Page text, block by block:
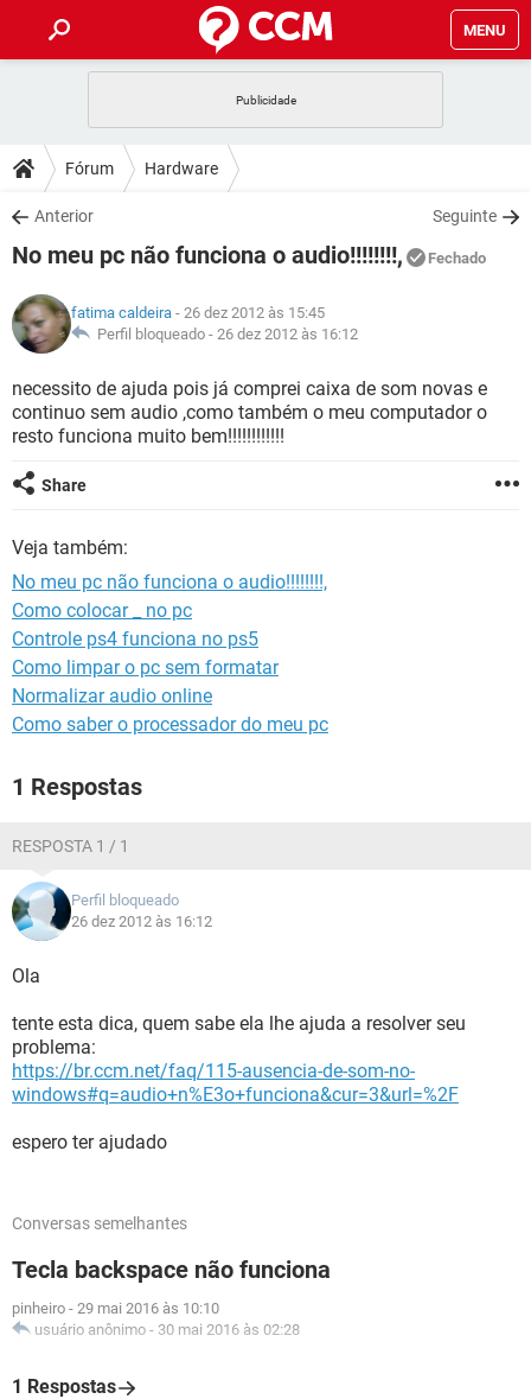
MENU
CELULAR
OUTLOOK
INSTAGRAM GMAIL
GUIA DE COMPRAS
DICAS
JOGOS
INSTAGRAM GMAIL
GUIA DE COMPRAS
DOWNLOADS
JOGOS WHATSAPP
CELULAR
OUTLOOK EXCEL
INSTAGRAM GMAIL
GUIA DE COMPRAS
JOGOS WHATSAPP
CELULAR
OUTLOOK EXCEL
INSTAGRAM
GUIA DE COMPRAS
GLOSSÁRIO
WHATSAPP
CELULAR FACEBOOK
INSTAGRAM
GUIA DE COMPRAS
Fórum Hardware
Anterior Seguinte
No meu pc não funciona o audio!!!!!!!!, Fechado
fatima caldeira - 26 dez 2012 às 15:45
Perfil bloqueado - 26 dez 2012 às 16:12
necessito de ajuda pois já comprei caixa de som novas e
continuo sem audio ,como também o meu computador o
resto funciona muito bem!!!!!!!!!!!!
Share
Veja também:
No meu pc não funciona o audio!!!!!!!!,
Como colocar _ no pc
Controle ps4 funciona no ps5
Como limpar o pc sem formatar
Normalizar audio online
Como saber o processador do meu pc
1 Respostas
RESPOSTA 1 / 1
Perfil bloqueado
26 dez 2012 às 16:12
Ola
tente esta dica, quem sabe ela lhe ajuda a resolver seu
problema:
https://br.ccm.net/faq/115-ausencia-de-som-no-
windows#q=audio+n%E3o+funciona&cur=3&url=%2F
espero ter ajudado
Conversas semelhantes
Tecla backspace não funciona
pinheiro - 29 mai 2016 às 10:10
usuário anônimo - 30 mai 2016 às 02:28
1 Respostas